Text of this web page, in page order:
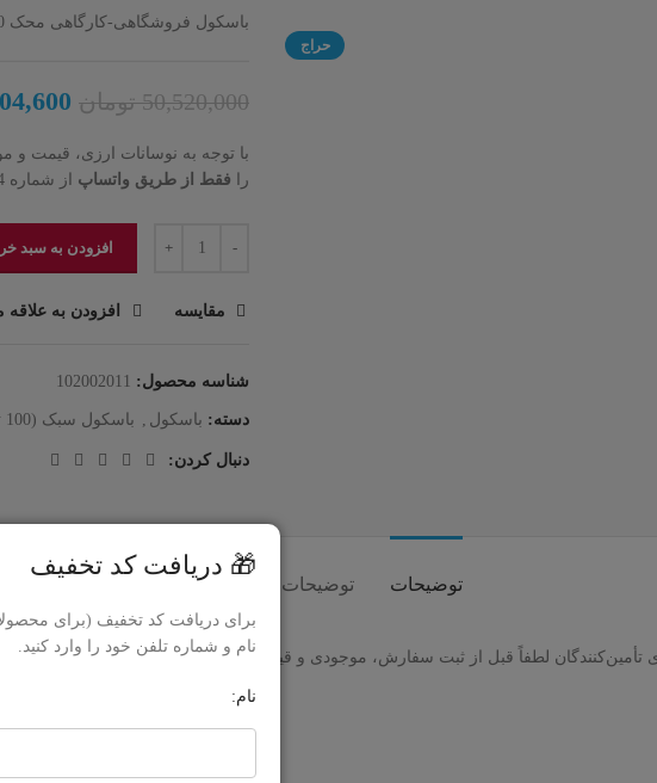
حراج
باسکول فروشگاهی-کارگاهی محک 300 کیلوگرمی چرخدار سینی گالوانیزه (گارانتی اصالت کالا)
50,520,000 تومان
با توجه به نوسانات ارزی، قیمت
را فقط از طریق واتساپ از شماره 09102061194 استعلام بفرمایید
افزودن به سبد
مقایسه افزودن به علاقه
شناسه محصول: 102002011
دسته: باسکول , باسکول سبک (100 تا 800 کیلوگرم)
دنبال کردن:
توضیحات توضیحات تکمیلی
تأمین‌کنندگان لطفاً قبل از ثبت سفارش، موجودی و قیمت را فقط از طریق پیام از شماره
🎁 دریافت کد تخفیف
برای دریافت کد تخفیف (برای
نام و شماره تلفن خود را وارد کنید.
نام: